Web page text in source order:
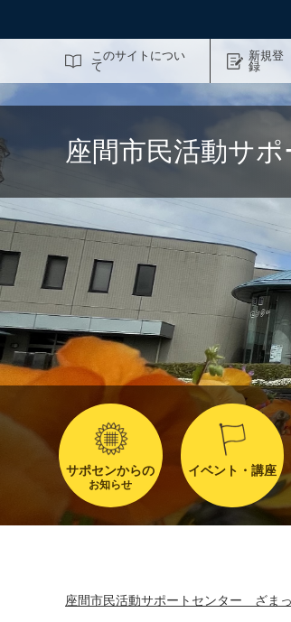
このサイトについ
て
新規登
録
座間市民活動サ
サポセンからの
お知らせ
イベント・講座
座間市民活動サポートセンター ざま